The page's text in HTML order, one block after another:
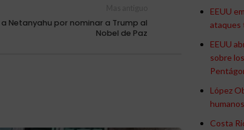
Netanyahu por nominar a Trump al
Nobel de Paz
EEUU
ataques
EEUU
sobre
López
Costa